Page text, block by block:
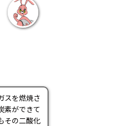
スを燃焼さ
素ができて
その二酸化